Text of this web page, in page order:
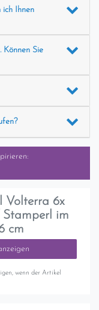
ich Ihnen
Können Sie
Volterra 6x
Stamperl im
cm
wenn der Artikel